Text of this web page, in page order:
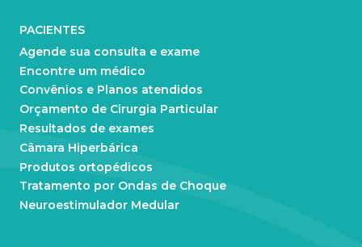
PACIENTES
Agende sua consulta e exame
Encontre um médico
Convênios e Planos atendidos
Orçamento de Cirurgia Particular
Resultados de exames
Câmara Hiperbárica
Produtos ortopédicos
Tratamento por Ondas de Choque
Neuroestimulador Medular